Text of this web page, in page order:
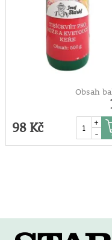
Obsah
98 Kč
+
-